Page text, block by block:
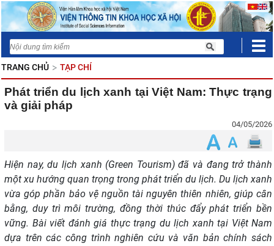
TRANG CHỦ TẠP CHÍ
Phát triển du lịch xanh tại Việt Nam: Thực trạng
và giải pháp
04/05/2026
Hiện nay, du lịch xanh (Green Tourism) đã và đang trở thành
một xu hướng quan trọng trong phát triển du lịch. Du lịch xanh
vừa góp phần bảo vệ nguồn tài nguyên thiên nhiên, giúp cân
bằng, duy trì môi trường, đồng thời thúc đẩy phát triển bền
vững. Bài viết đánh giá thực trạng du lịch xanh tại Việt Nam
dựa trên các công trình nghiên cứu và văn bản chính sách